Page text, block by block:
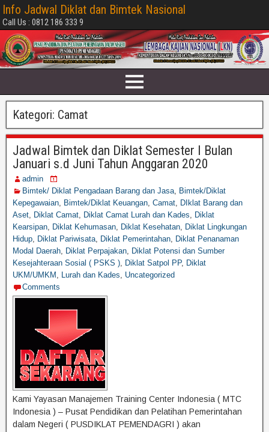
Info Jadwal Diklat dan Bimtek Nasional
Call Us : 0812 186 333 9
Kategori: Camat
Jadwal Bimtek dan Diklat Semester I Bulan
Januari s.d Juni Tahun Anggaran 2020
admin
Bimtek/ Diklat Pengadaan Barang dan Jasa, Bimtek/Diklat
Kepegawaian, Bimtek/Diklat Keuangan, Camat, DIklat Barang dan
Aset, Diklat Camat, Diklat Camat Lurah dan Kades, Diklat
Kearsipan, Diklat Kehumasan, Diklat Kesehatan, Diklat Lingkungan
Hidup, Diklat Pariwisata, Diklat Pemerintahan, Diklat Penanaman
Modal Daerah, Diklat Perpajakan, Diklat Potensi dan Sumber
Kesejahteraan Sosial ( PSKS ), Diklat Satpol PP, Diklat
UKM/UMKM , Lurah dan Kades, Uncategorized
Comments
Kami Yayasan Manajemen Training Center Indonesia ( MTC
Indonesia ) – Pusat Pendidikan dan Pelatihan Pemerintahan
dalam Negeri ( PUSDIKLAT PEMENDAGRI ) akan